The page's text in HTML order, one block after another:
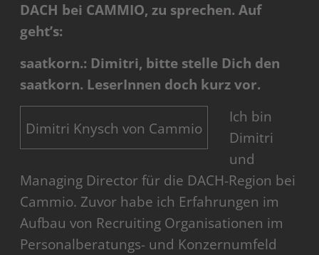
DACH bei CAMMIO, zu sprechen. Auf
geht’s:
saatkorn.: Dimitri, bitte stelle Dich den
saatkorn. LeserInnen doch kurz vor.
Dimitri Knysch von Cammio
Ich bin
Dimitri
und
Managing Director für die DACH-Region bei
Cammio. Zuvor habe ich Erfahrungen im
Aufbau von Recruiting Organisationen im
Personalberatungs- und Konzernumfeld